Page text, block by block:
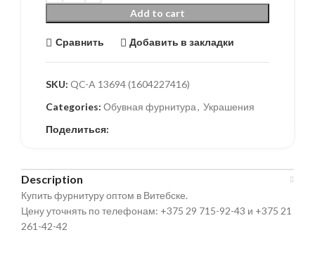
Add to cart
Сравнить Добавить в закладки
SKU: QC-A 13694 (1604227416)
Categories: Обувная фурнитура, Украшения
Поделиться:
Description
Купить фурнитуру оптом в Витебске.
Цену уточнять по телефонам: +375 29 715-92-43 и +375 21
261-42-42